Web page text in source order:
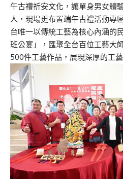
午古禮祈安文化，讓單身男女體
人，現場更布置端午古禮活動專
台唯一以傳統工藝為核心內涵的
班公宴」，匯聚全台百位工藝大
500件工藝作品，展現深厚的工藝